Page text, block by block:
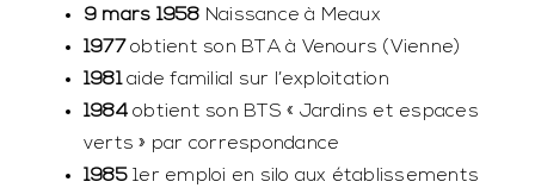
9 mars 1958 Naissance à Meaux
1977obtient son BTA à Venours (Vienne)
1981aide familial sur l’exploitation
1984obtient son BTS « Jardins et espaces
verts » par correspondance
19851er emploi en silo aux établissements